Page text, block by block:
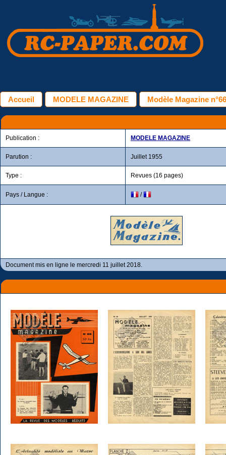
Accueil MODELE MAGAZINE Modèle Magazine
Publication : MODELE MAGAZINE
Parution : Juillet 1955
Type : Revues (16 pages)
Pays / Langue : /
Document mis en ligne le mercredi 11 juillet 2018.